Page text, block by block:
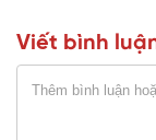
Viết bình